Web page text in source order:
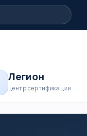
Легион
центр сертификации